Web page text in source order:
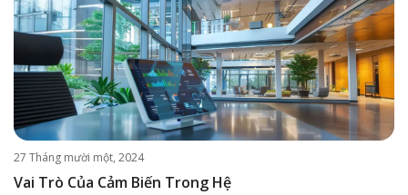
27 Tháng mười một, 2024
Vai Trò Của Cảm Biến Trong Hệ